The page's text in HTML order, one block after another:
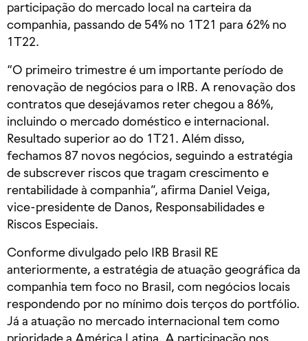
participação do mercado local na carteira da
companhia, passando de 54% no 1T21 para 62% no
1T22.
“O primeiro trimestre é um importante período de
renovação de negócios para o IRB. A renovação dos
contratos que desejávamos reter chegou a 86%,
incluindo o mercado doméstico e internacional.
Resultado superior ao do 1T21. Além disso,
fechamos 87 novos negócios, seguindo a estratégia
de subscrever riscos que tragam crescimento e
rentabilidade à companhia”, afirma Daniel Veiga,
vice-presidente de Danos, Responsabilidades e
Riscos Especiais.
Conforme divulgado pelo IRB Brasil RE
anteriormente, a estratégia de atuação geográfica da
companhia tem foco no Brasil, com negócios locais
respondendo por no mínimo dois terços do portfólio.
Já a atuação no mercado internacional tem como
prioridade a América Latina. A participação nos